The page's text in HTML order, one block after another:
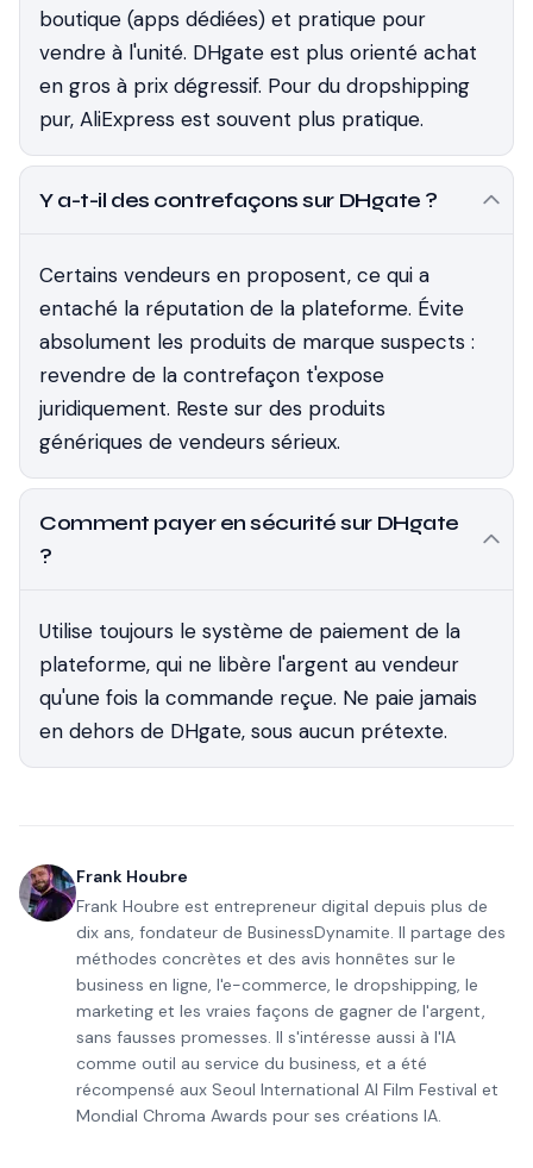
boutique (apps dédiées) et pratique pour
vendre à l'unité. DHgate est plus orienté achat
en gros à prix dégressif. Pour du dropshipping
pur, AliExpress est souvent plus pratique.
Y a-t-il des contrefaçons sur DHgate ?
Certains vendeurs en proposent, ce qui a
entaché la réputation de la plateforme. Évite
absolument les produits de marque suspects :
revendre de la contrefaçon t'expose
juridiquement. Reste sur des produits
génériques de vendeurs sérieux.
Comment payer en sécurité sur DHgate
?
Utilise toujours le système de paiement de la
plateforme, qui ne libère l'argent au vendeur
qu'une fois la commande reçue. Ne paie jamais
en dehors de DHgate, sous aucun prétexte.
Frank Houbre
Frank Houbre est entrepreneur digital depuis plus de
dix ans, fondateur de BusinessDynamite. Il partage des
méthodes concrètes et des avis honnêtes sur le
business en ligne, l'e-commerce, le dropshipping, le
marketing et les vraies façons de gagner de l'argent,
sans fausses promesses. Il s'intéresse aussi à l'IA
comme outil au service du business, et a été
récompensé aux Seoul International AI Film Festival et
Mondial Chroma Awards pour ses créations IA.